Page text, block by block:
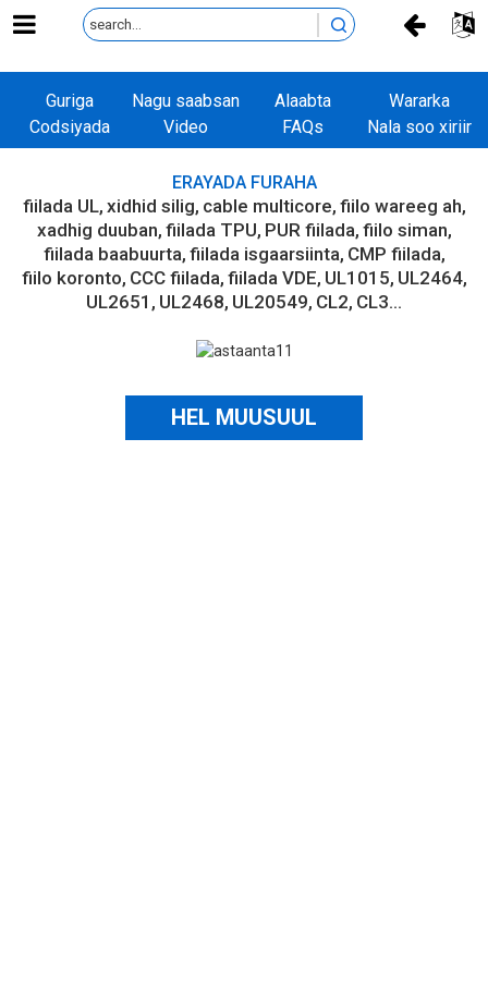
oo
Guriga Nagu saabsan Alaabta
Wararka
Codsiyada
Video FAQs Nala soo xiriir
ERAYADA FURAHA
fiilada UL xidhid silig cable multicore fiilo wareeg ah
xadhig duuban fiilada TPU PUR fiilada fiilo siman
fiilada baabuurta fiilada isgaarsiinta CMP fiilada
fiilo koronto CCC fiilada fiilada VDE UL1015 UL2464
UL2651 UL2468 UL20549 CL2 CL3...
HEL MUUSUUL